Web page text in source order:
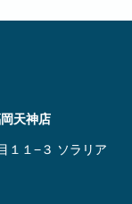
天神店
１１−３ ソラリア